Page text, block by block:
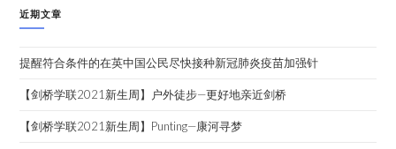
近期文章
提醒符合条件的在英中国公民尽快接种新冠肺炎疫苗加强针
【剑桥学联2021新生周】户外徒步—更好地亲近剑桥
【剑桥学联2021新生周】Punting—康河寻梦